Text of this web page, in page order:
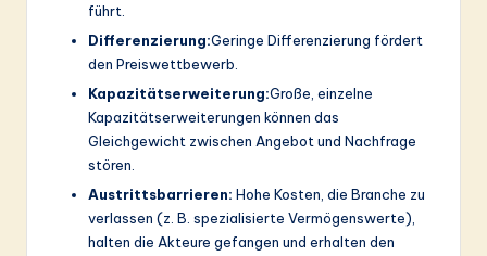
führt.
Differenzierung:Geringe Differenzierung fördert
den Preiswettbewerb.
Kapazitätserweiterung:Große, einzelne
Kapazitätserweiterungen können das
Gleichgewicht zwischen Angebot und Nachfrage
stören.
Austrittsbarrieren: Hohe Kosten, die Branche zu
verlassen (z. B. spezialisierte Vermögenswerte),
halten die Akteure gefangen und erhalten den